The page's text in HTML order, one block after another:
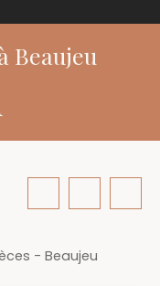
Beaujeu
- Beaujeu